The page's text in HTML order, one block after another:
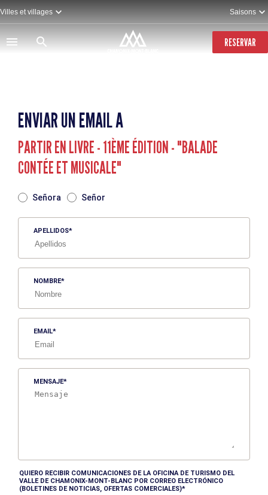
Pasar
al
contenido
principal
Villes et villages Saisons
RESERVAR
ENVIAR UN EMAIL A
PARTIR EN LIVRE - 11ÈME ÉDITION - "BALADE
CONTÉE ET MUSICALE"
Señora Señor
APELLIDOS
NOMBRE
EMAIL
MENSAJE
QUIERO RECIBIR COMUNICACIONES DE LA OFICINA DE TURISMO DEL
VALLE DE CHAMONIX-MONT-BLANC POR CORREO ELECTRÓNICO
(BOLETINES DE NOTICIAS, OFERTAS COMERCIALES)